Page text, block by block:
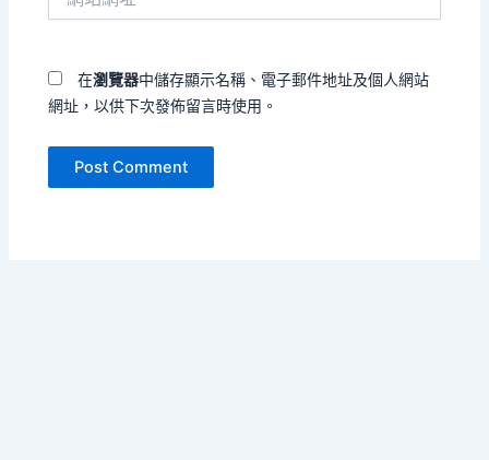
在瀏覽器中儲存顯示名稱、電子郵件地址及個人網站
網址，以供下次發佈留言時使用。